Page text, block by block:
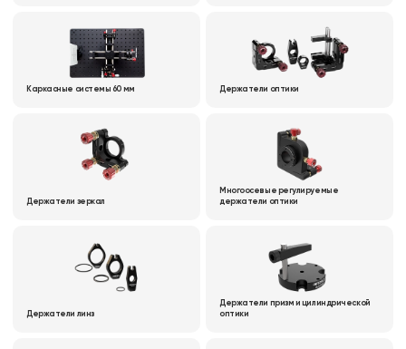
Каркасные системы 60 мм Держатели оптики
Держатели зеркал
Многоосевые регулируемые
держатели оптики
Держатели линз
Держатели призм и цилиндрической
оптики